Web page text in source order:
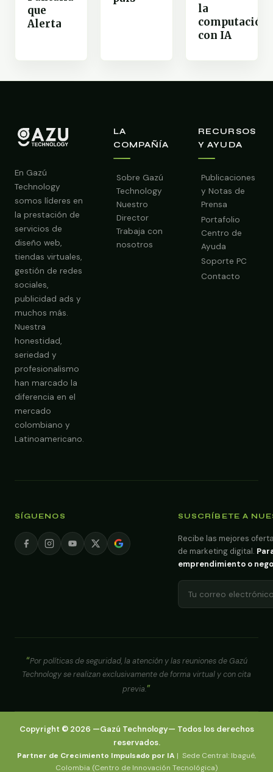
que
Alerta
la
computación
con IA
En Gazú
Technology
somos líderes en
la prestación de
servicios de
diseño web,
tiendas virtuales,
gestión de redes
sociales,
publicidad ads y
muchos más.
Nuestra
honestidad,
seriedad y
profesionalismo
han marcado la
diferencia en el
mercado
colombiano y
Latinoamericano.
LA
COMPAÑÍA
Sobre Gazú
Technology
Nuestro
Director
Trabaja con
nosotros
RECURSOS
Y AYUDA
Publicaciones
y Notas de
Prensa
Portafolio
Centro de
Ayuda
Soporte PC
Contacto
SÍGUENOS SUSCRÍBETE A
Recibe las mejores
de marketing digital.
emprendimiento o
Por políticas de seguridad, la atención y las reuniones de Gazú
Technology se realizan exclusivamente de forma virtual y con cita
previa.
Copyright © 2026 —Gazú Technology— Todos los derechos
reservados.
Partner de Crecimiento Impulsado por IA | Sede Central: Ibagué,
Colombia (Centro de Innovación Tecnológica)